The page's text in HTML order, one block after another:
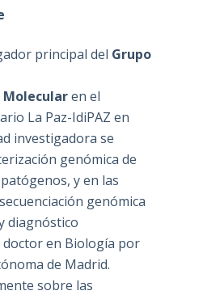
principal del Grupo
en el
La Paz-IdiPAZ en
investigadora se
genómica de
y en las
genómica
diagnóstico
doctor en Biología por
de Madrid.
sobre las